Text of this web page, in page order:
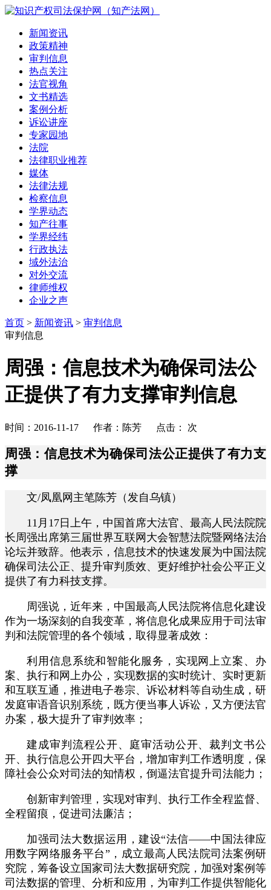
新闻资讯
政策精神
审判信息
热点关注
法官视角
文书精选
案例分析
诉讼讲座
专家园地
法院
法律职业推荐
媒体
法律法规
检察信息
学界动态
知产往事
学界经纬
行政执法
域外法治
对外交流
律师维权
企业之声
首页 > 新闻资讯 > 审判信息
审判信息
周强：信息技术为确保司法公
正提供了有力支撑审判信息
时间：2016-11-17 作者：陈芳 点击： 次
周强：信息技术为确保司法公正提供了有力支
撑
文/凤凰网主笔陈芳（发自乌镇）
11月17日上午，中国首席大法官、最高人民法院院
长周强出席第三届世界互联网大会智慧法院暨网络法治
论坛并致辞。他表示，信息技术的快速发展为中国法院
确保司法公正、提升审判质效、更好维护社会公平正义
提供了有力科技支撑。
周强说，近年来，中国最高人民法院将信息化建设
作为一场深刻的自我变革，将信息化成果应用于司法审
判和法院管理的各个领域，取得显著成效：
利用信息系统和智能化服务，实现网上立案、办
案、执行和网上办公，实现数据的实时统计、实时更新
和互联互通，推进电子卷宗、诉讼材料等自动生成，研
发庭审语音识别系统，既方便当事人诉讼，又方便法官
办案，极大提升了审判效率；
建成审判流程公开、庭审活动公开、裁判文书公
开、执行信息公开四大平台，增加审判工作透明度，保
障社会公众对司法的知情权，倒逼法官提升司法能力；
创新审判管理，实现对审判、执行工作全程监督、
全程留痕，促进司法廉洁；
加强司法大数据运用，建设“法信——中国法律应
用数字网络服务平台”，成立最高人民法院司法案例研
究院，筹备设立国家司法大数据研究院，加强对案例等
司法数据的管理、分析和应用，为审判工作提供智能化